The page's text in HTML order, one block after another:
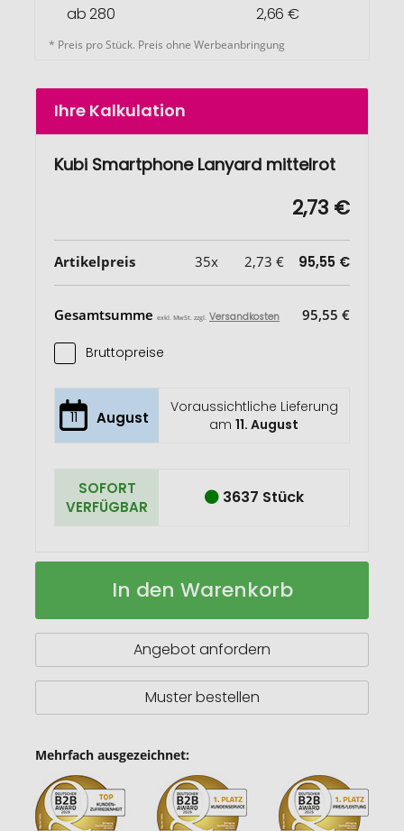
ab 280
2,66 €
* Preis pro Stück. Preis ohne Werbeanbringung
Ihre Kalkulation
Kubi Smartphone Lanyard mittelrot
2,73 €
Artikelpreis 35x 2,73 € 95,55 €
Gesamtsumme exkl. MwSt. zzgl. Versandkosten 95,55 €
Bruttopreise
11 August
Voraussichtliche Lieferung
am11. August
SOFORT
VERFÜGBAR
3637 Stück
Kubi
Auf
In den Warenkorb
Angebot anfordern
Muster bestellen
Mehrfach ausgezeichnet: